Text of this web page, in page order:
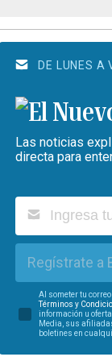
DE LUNES A
Las noticias
directa para
Regístrate a
Al someter tu
Términos y
información u
Media, sus
boletines en